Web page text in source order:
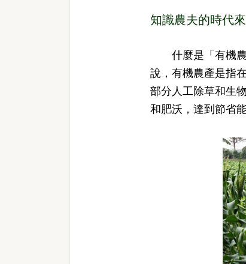
知識農夫的時代
什麼是「有機農
說，有機農產是指
部分人工除草和生
和肥沃，達到節省